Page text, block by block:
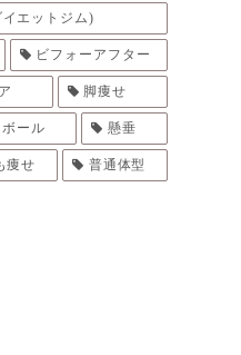
エットジム)
ビフォーアフター
脚痩せ
ール 懸垂
痩せ 普通体型